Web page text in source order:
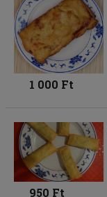
1 000 Ft
950 Ft